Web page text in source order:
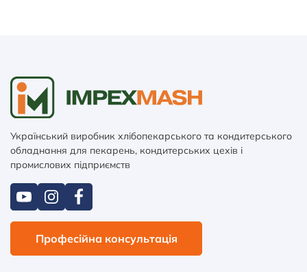
Український виробник хлібопекарського та кондитерського
обладнання для пекарень, кондитерських цехів і
промислових підприємств
Професійна консультація